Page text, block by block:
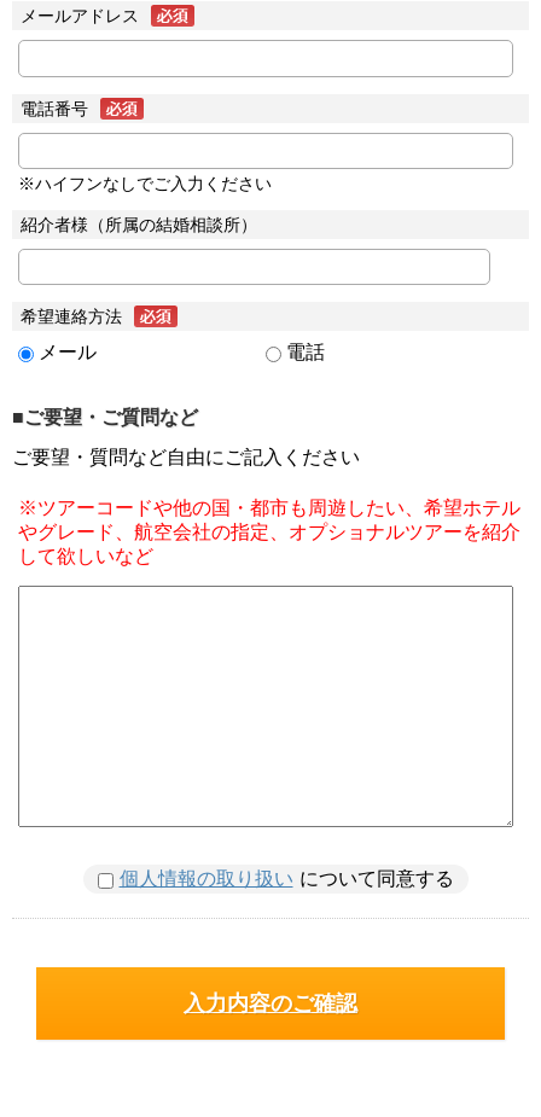
メールアドレス
電話番号
※ハイフンなしでご入力ください
紹介者様（所属の結婚相談所）
希望連絡方法
メール 電話
■ご要望・ご質問など
ご要望・質問など自由にご記入ください
※ツアーコードや他の国・都市も周遊したい、希望ホテル
やグレード、航空会社の指定、オプショナルツアーを紹介
して欲しいなど
個人情報の取り扱い について同意する